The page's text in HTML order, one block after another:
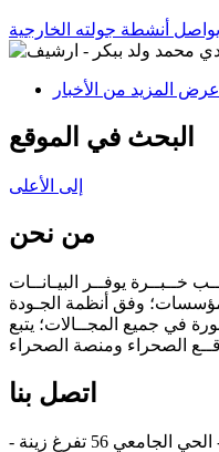
يواصل أنشطة جولته الخارجية
البحث في الموقع
إلى الأعلى
من نحن
خــبــرة يوفــر البيـانــات
وفق أنظمة الجـودة
في جميع المجــالات؛ يتبع
اتصل بنا
المقر: شارع نيلسون مانيدلا - الحي الجامعي 56 تفرغ زينة -